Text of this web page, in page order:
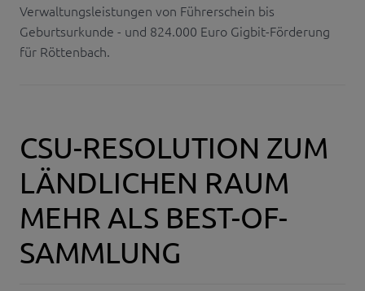
Verwaltungsleistungen von Führerschein bis
Geburtsurkunde - und 824.000 Euro Gigbit-Förderung
für Röttenbach.
CSU-RESOLUTION ZUM
LÄNDLICHEN RAUM
MEHR ALS BEST-OF-
SAMMLUNG